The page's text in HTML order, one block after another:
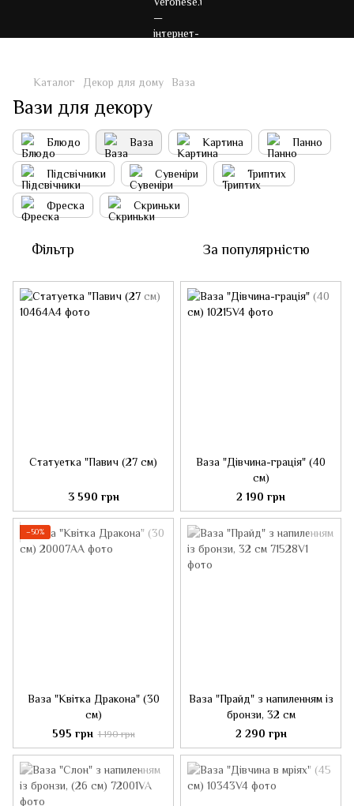
Каталог Декор для дому Ваза
Вази для декору
Блюдо Ваза Картина Панно
Підсвічники Сувеніри Триптих
Фреска Скриньки
Фільтр За популярністю
Статуетка "Павич (27 см)
3 590 грн
Ваза "Дівчина-грація" (40
см)
2 190 грн
−50%
Ваза "Квітка Дракона" (30
см)
595 грн 1 190 грн
Ваза "Прайд" з напиленням із
бронзи, 32 см
2 290 грн